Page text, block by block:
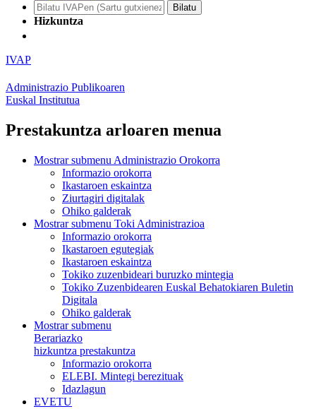
Hizkuntza
IVAP
Administrazio Publikoaren
Euskal Institutua
Prestakuntza arloaren menua
Mostrar submenu Administrazio Orokorra
Informazio orokorra
Ikastaroen eskaintza
Ziurtagiri digitalak
Ohiko galderak
Mostrar submenu Toki Administrazioa
Informazio orokorra
Ikastaroen egutegiak
Ikastaroen eskaintza
Tokiko zuzenbideari buruzko mintegia
Tokiko Zuzenbidearen Euskal Behatokiaren Buletin
Digitala
Ohiko galderak
Mostrar submenu
Berariazko
hizkuntza prestakuntza
Informazio orokorra
ELEBI. Mintegi berezituak
Idazlagun
EVETU